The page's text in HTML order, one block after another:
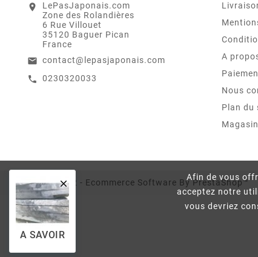
Afin de vous
acceptez notre
vous devriez

A SAVOIR
location_on
LePasJaponais.com
Zone des Rolandières
6 Rue Villouet
35120 Baguer Pican
France
email contact@lepasjaponais.com
call 0230320033
A
Nous
Plan du
© 2022 - Ecommerce Software By PrestaShop™